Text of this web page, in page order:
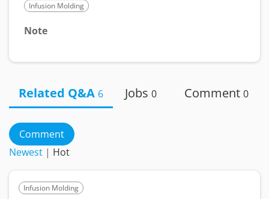
Infusion Molding
Note
Related Q&A 6 Jobs 0 Comment 0
Comment
Newest | Hot
Infusion Molding